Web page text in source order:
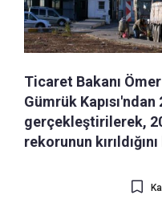
Ticaret Bakanı
Gümrük Kapısı'ndan
gerçekleştirilerek,
rekorunun